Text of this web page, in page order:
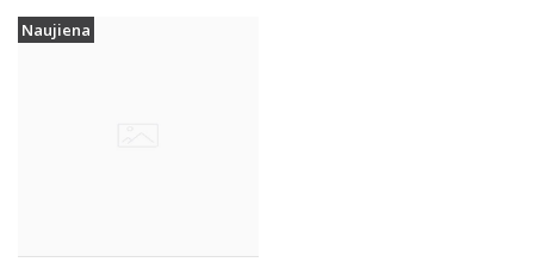
Naujiena